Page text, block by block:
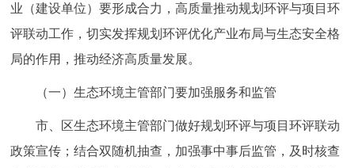
业（建设单位）要形成合力，高质量推动规划环评与项目环
评联动工作，切实发挥规划环评优化产业布局与生态安全格
局的作用，推动经济高质量发展。
（一）生态环境主管部门要加强服务和监管
市、区生态环境主管部门做好规划环评与项目环评联动
政策宣传；结合双随机抽查，加强事中事后监管，及时核查